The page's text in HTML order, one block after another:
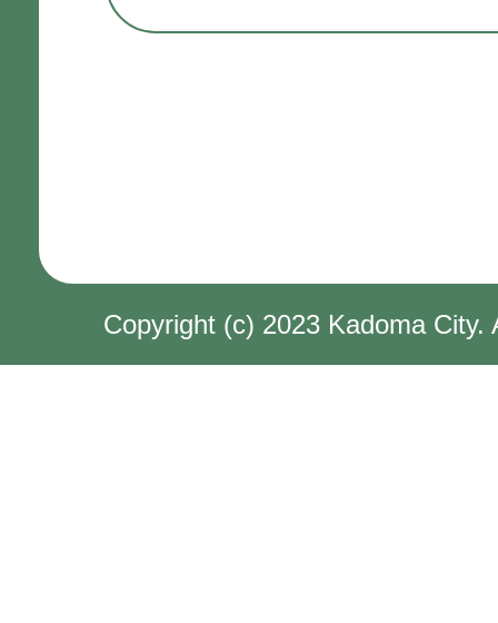
Copyright (c) 2023 Kadoma City.